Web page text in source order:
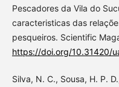
Pescadores da Vila do
caracteristicas das
pesqueiros. Scientific
https://doi.org/10.31420/
Silva, N. C., Sousa, H. P.